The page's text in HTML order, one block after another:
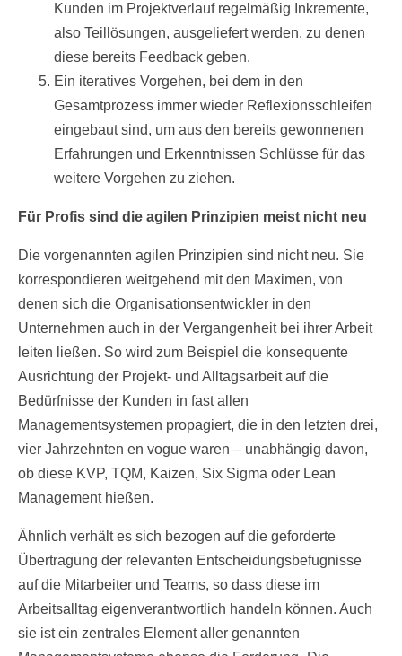
Kunden im Projektverlauf regelmäßig Inkremente,
also Teillösungen, ausgeliefert werden, zu denen
diese bereits Feedback geben.
Ein iteratives Vorgehen, bei dem in den
Gesamtprozess immer wieder Reflexionsschleifen
eingebaut sind, um aus den bereits gewonnenen
Erfahrungen und Erkenntnissen Schlüsse für das
weitere Vorgehen zu ziehen.
Für Profis sind die agilen Prinzipien meist nicht neu
Die vorgenannten agilen Prinzipien sind nicht neu. Sie
korrespondieren weitgehend mit den Maximen, von
denen sich die Organisationsentwickler in den
Unternehmen auch in der Vergangenheit bei ihrer Arbeit
leiten ließen. So wird zum Beispiel die konsequente
Ausrichtung der Projekt- und Alltagsarbeit auf die
Bedürfnisse der Kunden in fast allen
Managementsystemen propagiert, die in den letzten drei,
vier Jahrzehnten en vogue waren – unabhängig davon,
ob diese KVP, TQM, Kaizen, Six Sigma oder Lean
Management hießen.
Ähnlich verhält es sich bezogen auf die geforderte
Übertragung der relevanten Entscheidungsbefugnisse
auf die Mitarbeiter und Teams, so dass diese im
Arbeitsalltag eigenverantwortlich handeln können. Auch
sie ist ein zentrales Element aller genannten